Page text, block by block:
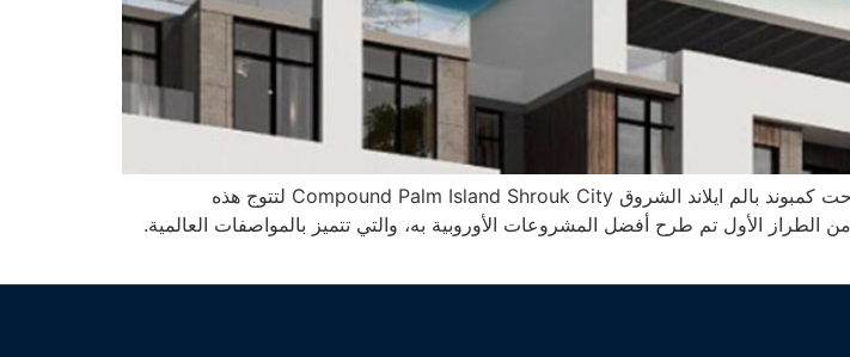
بعد سلسلة النجاحات التي حققتها شركة تي جي للتطوير العقاري في الشروق طرحت كمبوند بالم ايلاند الشروق Compound Palm Island Shrouk City لتتوج هذه
الأول تم طرح أفضل المشروعات الأوروبية به، والتي تتميز بالمواصفات العالمية.